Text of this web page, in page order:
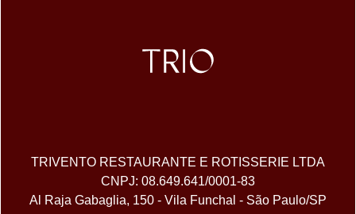
TRIVENTO RESTAURANTE E ROTISSERIE LTDA
CNPJ: 08.649.641/0001-83
Al Raja Gabaglia, 150 - Vila Funchal - São Paulo/SP